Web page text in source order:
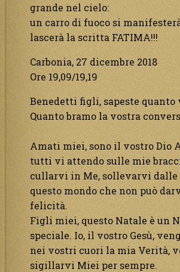
grande nel cielo:
un carro di fuoco si
lascerà la scritta FATIMA!!!
Carbonia, 27 dicembre 2018
Ore 19,09/19,19
Benedetti figli, sapeste quanto
Quanto bramo la vostra
Amati miei, sono il vostro Dio
tutti vi attendo sulle mie
cullarvi in Me, sollevarvi
questo mondo che non può
felicità.
Figli miei, questo Natale è un
speciale. Io, il vostro Gesù,
nei vostri cuori la mia Verità,
sigillarvi Miei per sempre.